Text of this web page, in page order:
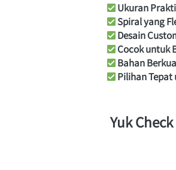
Ukuran
Spiral yang
Desain
Cocok untuk
Bahan
Pilihan
Yuk